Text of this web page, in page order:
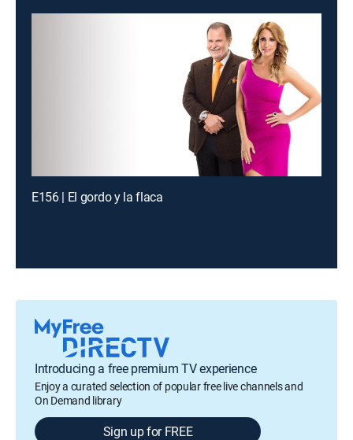
E156 | El gordo y la flaca
Introducing a free premium TV experience
Enjoy a curated selection of popular free live channels and
On Demand library
Sign up for FREE